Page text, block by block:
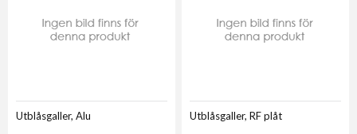
Utblåsgaller, Alu Utblåsgaller, RF plåt